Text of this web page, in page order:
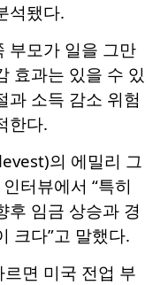
석됐다.
부모가 일을 그만
효과는 있을 수 있
과 소득 감소 위험
한다.
의 에밀리 그
터뷰에서 “특히
후 임금 상승과 경
크다”고 말했다.
면 미국 전업 부